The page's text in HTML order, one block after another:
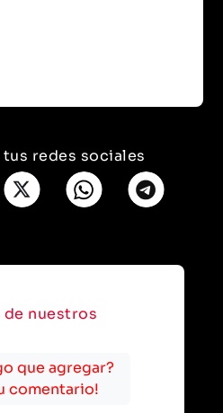
redes sociales
nuestros
que agregar?
comentario!